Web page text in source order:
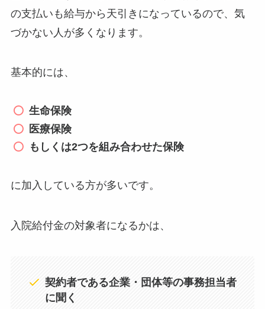
の支払いも給与から天引きになっているので、気
づかない人が多くなります。
基本的には、
生命保険
医療保険
もしくは2つを組み合わせた保険
に加入している方が多いです。
入院給付金の対象者になるかは、
契約者である企業・団体等の事務担当者
に聞く